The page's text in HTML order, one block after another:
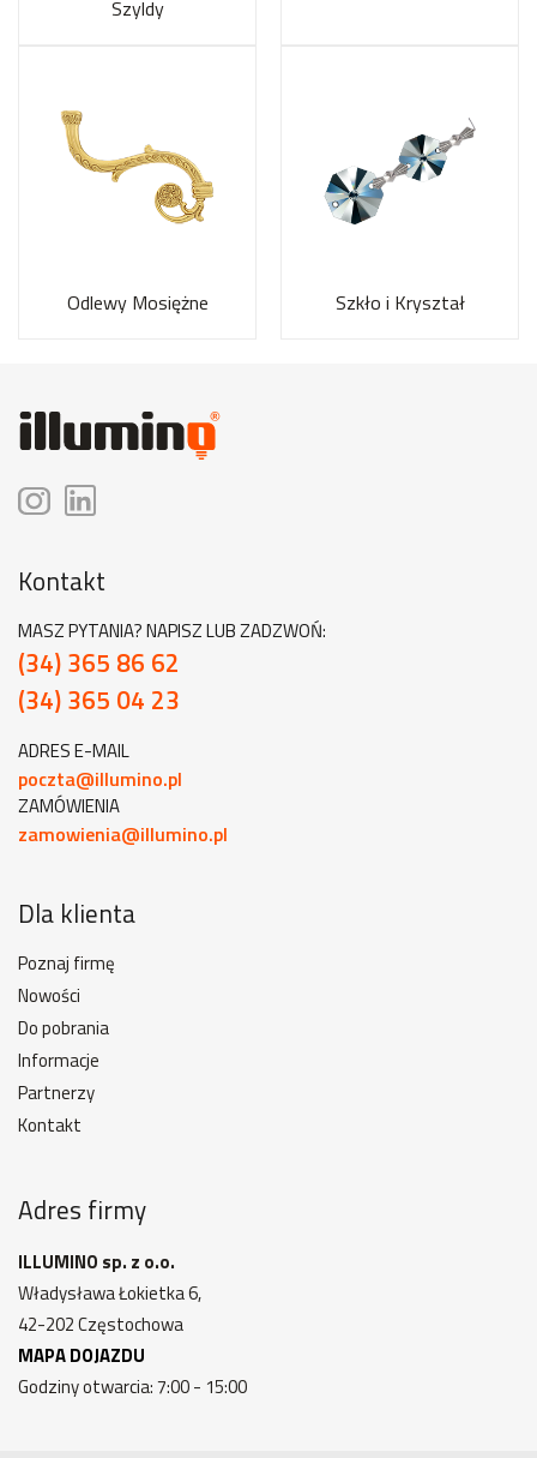
Szyldy
Odlewy Mosiężne Szkło i Kryształ
Kontakt
MASZ PYTANIA? NAPISZ LUB ZADZWOŃ:
(34) 365 86 62
(34) 365 04 23
ADRES E-MAIL
poczta@illumino.pl
ZAMÓWIENIA
zamowienia@illumino.pl
Dla klienta
Poznaj firmę
Nowości
Do pobrania
Informacje
Partnerzy
Kontakt
Adres firmy
ILLUMINO sp. z o.o.
Władysława Łokietka 6,
42-202 Częstochowa
MAPA DOJAZDU
Godziny otwarcia: 7:00 - 15:00